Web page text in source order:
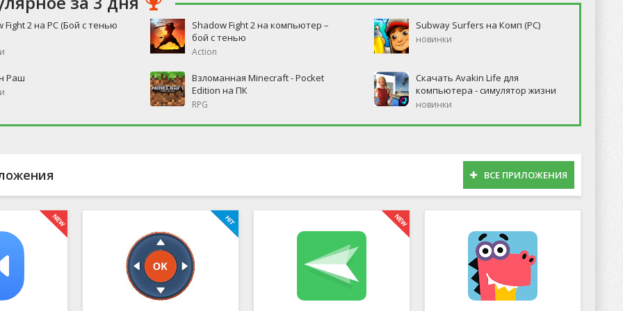
Fight 2 на PC (Бой с тенью
Shadow Fight 2 на компьютер –
бой с тенью
Action
Subway Surfers на Комп (PC)
новинки
Раш
Взломанная Minecraft - Pocket
Edition на ПК
RPG
Скачать Avakin Life для
компьютера - симулятор жизни
новинки
ВСЕ ПРИЛОЖЕНИЯ